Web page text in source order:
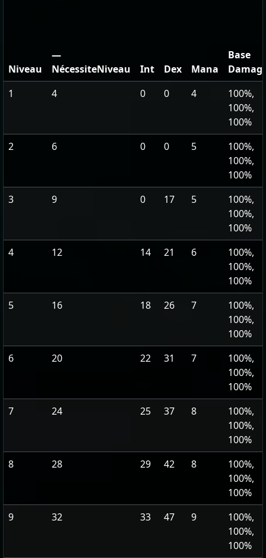
Niveau
—
NécessiteNiveau
Int Dex Mana
Base
1
4 0 0 4
100%,
100%,
100%
2
6 0 0 5
100%,
100%,
100%
3
9 0 17 5
100%,
100%,
100%
4
12 14 21 6
100%,
100%,
100%
5
16 18 26 7
100%,
100%,
100%
6
20 22 31 7
100%,
100%,
100%
7
24 25 37 8
100%,
100%,
100%
8
28 29 42 8
100%,
100%,
100%
9
32 33 47 9
100%,
100%,
100%